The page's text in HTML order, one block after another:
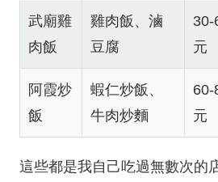
武廟雞
肉飯
雞肉飯、滷
豆腐
30-
元
阿霞炒
飯
蝦仁炒飯、
牛肉炒麵
60-
元
這些都是我自己吃過無數次的